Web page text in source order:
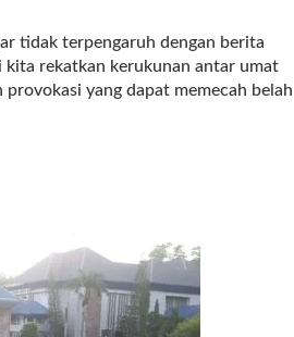
tidak terpengaruh dengan berita
kita rekatkan kerukunan antar umat
yang dapat memecah belah